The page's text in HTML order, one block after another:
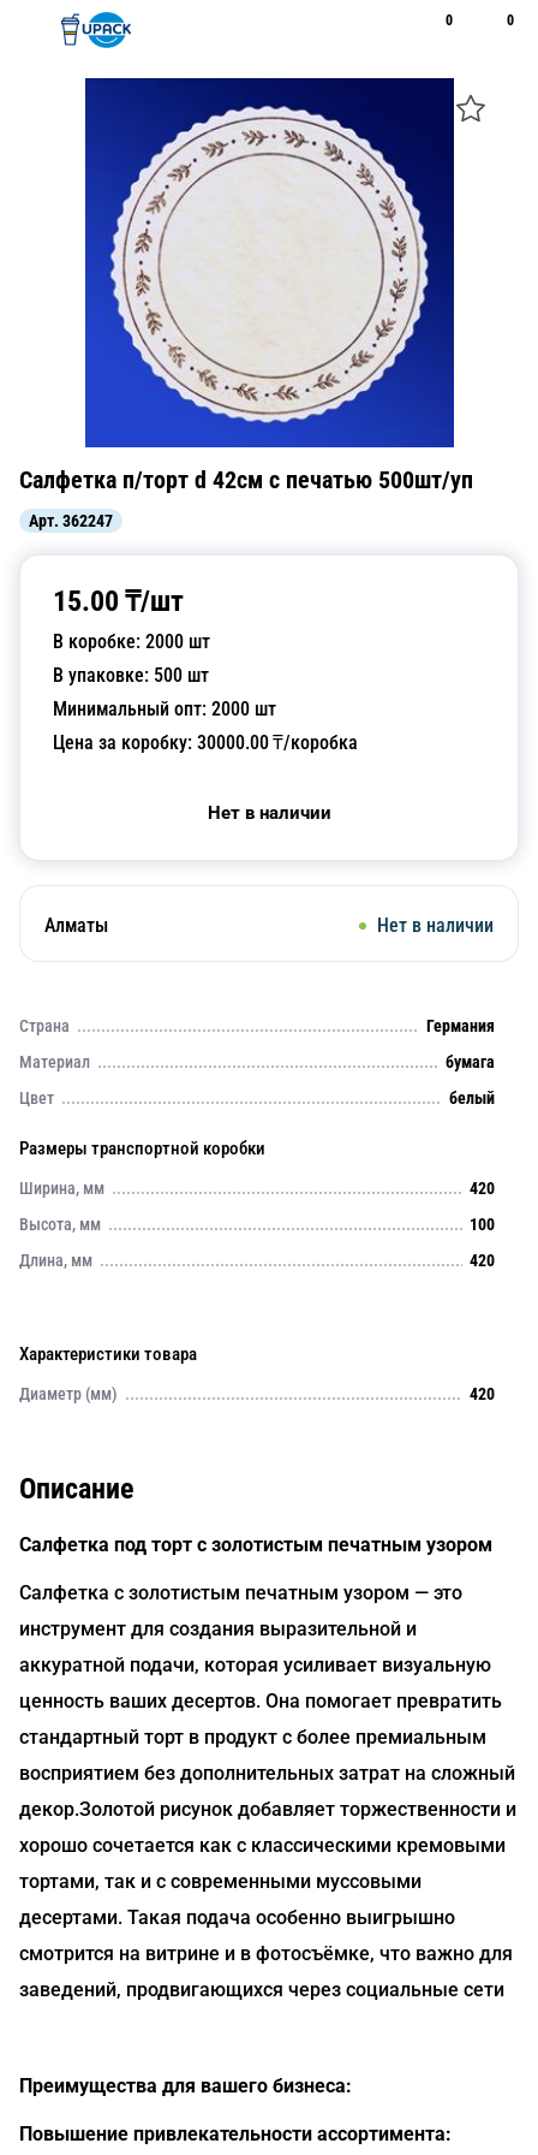
0 0
Салфетка п/торт d 42см с печатью 500шт/уп
Арт. 362247
15.00 ₸/шт
В коробке: 2000 шт
В упаковке: 500 шт
Минимальный опт: 2000 шт
Цена за коробку: 30000.00₸/коробка
Нет в наличии
Алматы Нет в наличии
Страна
Германия
Материал
бумага
Цвет
белый
Размеры транспортной коробки
Ширина, мм
420
Высота, мм
100
Длина, мм
420
Характеристики товара
Диаметр (мм) 420
Описание
Салфетка под торт с золотистым печатным узором
Салфетка с золотистым печатным узором — это
инструмент для создания выразительной и
аккуратной подачи, которая усиливает визуальную
ценность ваших десертов. Она помогает превратить
стандартный торт в продукт с более премиальным
восприятием без дополнительных затрат на сложный
декор.Золотой рисунок добавляет торжественности и
хорошо сочетается как с классическими кремовыми
тортами, так и с современными муссовыми
десертами. Такая подача особенно выигрышно
смотрится на витрине и в фотосъёмке, что важно для
заведений, продвигающихся через социальные сети
Преимущества для вашего бизнеса:
Повышение привлекательности ассортимента: